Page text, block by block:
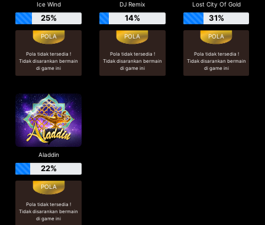
Ice Wind
25%
Pola tidak tersedia !
Tidak disarankan bermain
di game ini
DJ Remix
14%
Pola tidak tersedia !
Tidak disarankan bermain
di game ini
Lost City Of Gold
31%
Pola tidak tersedia !
Tidak disarankan bermain
di game ini
Aladdin
22%
Pola tidak tersedia !
Tidak disarankan bermain
di game ini